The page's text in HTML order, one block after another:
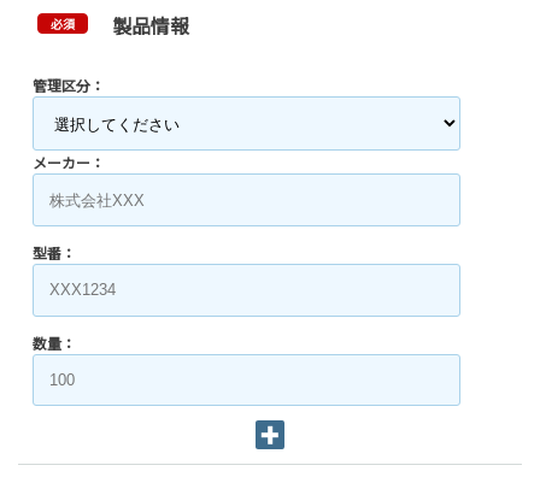
必須 製品情報
管理区分：
メーカー：
型番：
数量：